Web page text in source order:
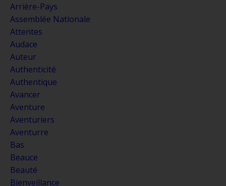
Arrière-Pays
Assemblée Nationale
Attentes
Audace
Auteur
Authenticité
Authentique
Avancer
Aventure
Aventuriers
Aventurre
Bas
Beauce
Beauté
Bienveillance